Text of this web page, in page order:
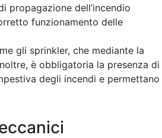
propagazione dell’incendio
funzionamento delle
gli sprinkler, che mediante la
è obbligatoria la presenza di
degli incendi e permettano